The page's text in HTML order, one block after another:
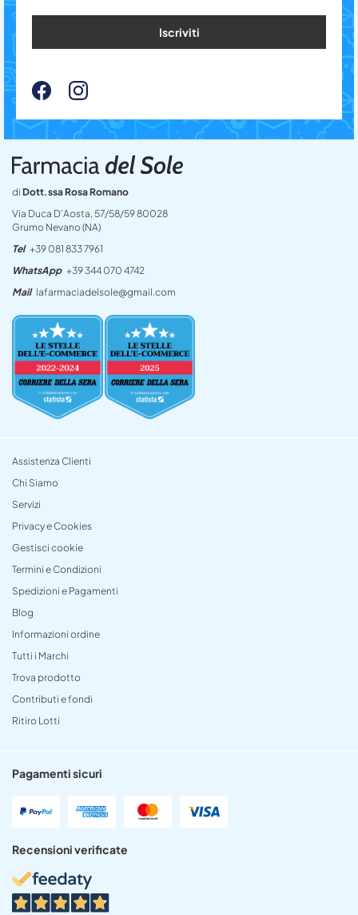
di Dott.ssa Rosa Romano
Via Duca D’Aosta, 57/58/59 80028
Grumo Nevano (NA)
Tel +39 081 833 7961
WhatsApp +39 344 070 4742
Mail lafarmaciadelsole@gmail.com
Assistenza Clienti
Chi Siamo
Servizi
Privacy e Cookies
Gestisci cookie
Termini e Condizioni
Spedizioni e Pagamenti
Blog
Informazioni ordine
Tutti i Marchi
Trova prodotto
Contributi e fondi
Ritiro Lotti
Pagamenti sicuri
Recensioni verificate
Iscriviti